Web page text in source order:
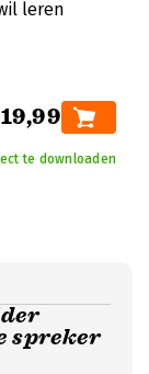
leren
te downloaden
spreker